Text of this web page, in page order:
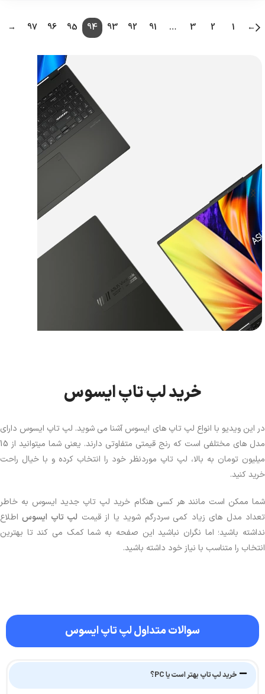
←
1
2
3
…
91
92
93
94
95
96
97
→
مشاهده محصولخرید لپ تاپ ایسوس
در این ویدیو با انواع لپ تاپ های ایسوس آشنا می شوید. لپ تاپ ایسوس دارای
مدل های مختلفی است که رنج قیمتی متفاوتی دارند. یعنی شما میتوانید از 15
میلیون تومان به بالا، لپ تاپ موردنظر خود را انتخاب کرده و با خیال راحت
خرید کنید.
شما ممکن است مانند هر کسی هنگام خرید لپ تاپ جدید ایسوس به خاطر
تعداد مدل های زیاد کمی سردرگم شوید یا از قیمت لپ تاپ ایسوساطلاع
نداشته باشید؛ اما نگران نباشید این صفحه به شما کمک می کند تا بهترین
انتخاب را متناسب با نیاز خود داشته باشید.
سوالات متداول لپ تاپ ایسوس
خرید لپ تاپ بهتر است یا PC؟